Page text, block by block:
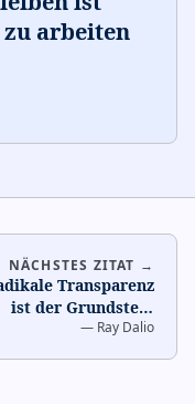
arbeiten
NÄCHSTES ZITAT →
Transparenz
ist der Grundstein
gesunder Teams.…
— Ray Dalio